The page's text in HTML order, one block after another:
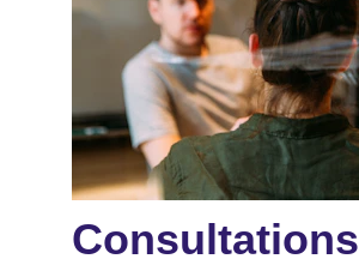
Consultations